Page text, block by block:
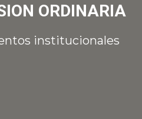
ORDINARIA
institucionales